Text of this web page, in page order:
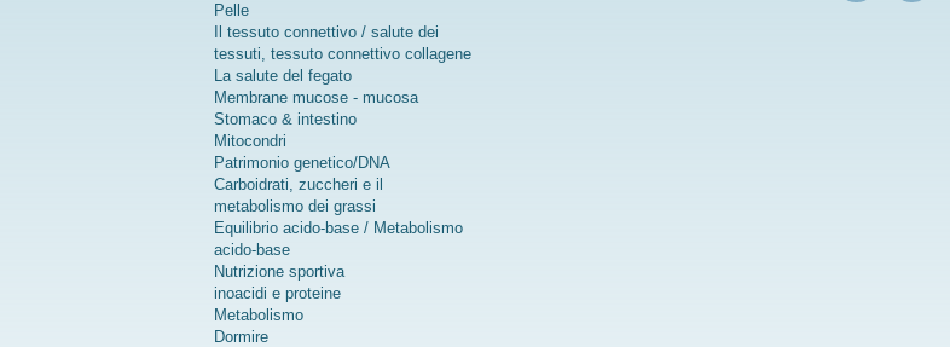
Pelle
Il tessuto connettivo / salute dei
tessuti, tessuto connettivo collagene
La salute del fegato
Membrane mucose - mucosa
Stomaco & intestino
Mitocondri
Patrimonio genetico/DNA
Carboidrati, zuccheri e il
metabolismo dei grassi
Equilibrio acido-base / Metabolismo
acido-base
Nutrizione sportiva
inoacidi e proteine
Metabolismo
Dormire